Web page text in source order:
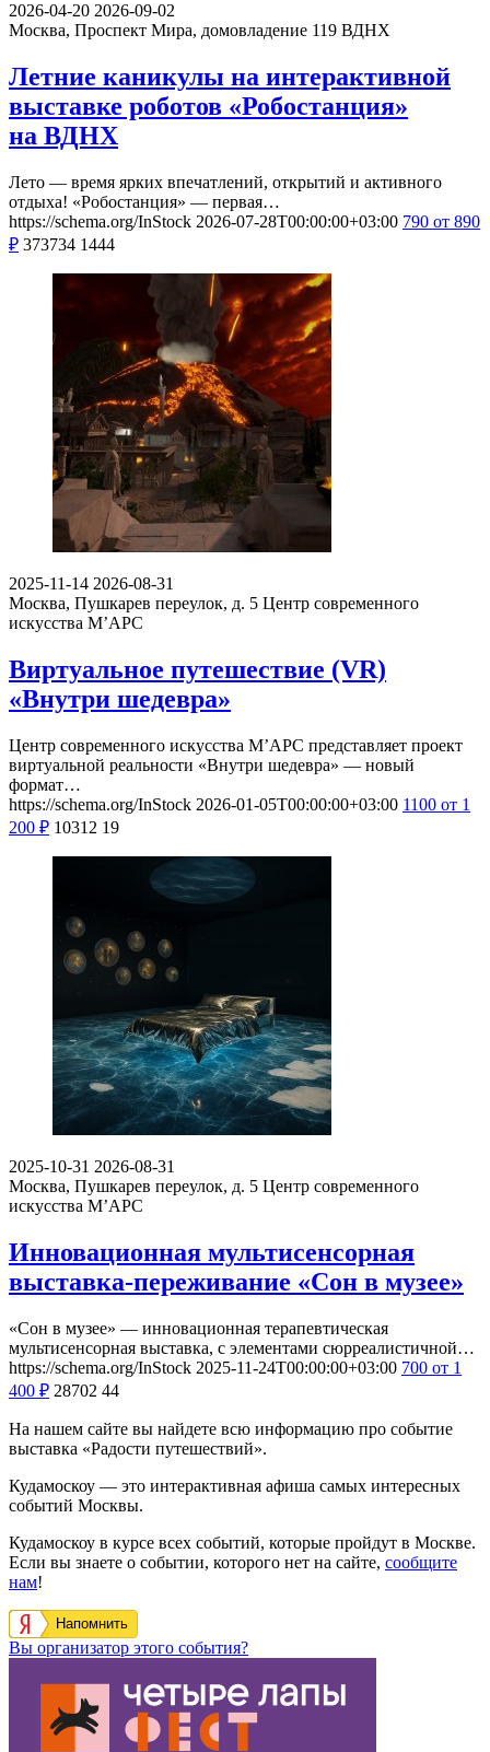
2026-04-20 2026-09-02
Москва, Проспект Мира, домовладение 119 ВДНХ
Летние каникулы на интерактивной
выставке роботов «Робостанция»
на ВДНХ
Лето — время ярких впечатлений, открытий и активного
отдыха! «Робостанция» — первая…
https://schema.org/InStock 2026-07-28T00:00:00+03:00 790 от 890
₽ 373734 1444
2025-11-14 2026-08-31
Москва, Пушкарев переулок, д. 5 Центр современного
искусства М’АРС
Виртуальное путешествие (VR)
«Внутри шедевра»
Центр современного искусства М’АРС представляет проект
виртуальной реальности «Внутри шедевра» — новый
формат…
https://schema.org/InStock 2026-01-05T00:00:00+03:00 1100 от 1
200 ₽ 10312 19
2025-10-31 2026-08-31
Москва, Пушкарев переулок, д. 5 Центр современного
искусства М’АРС
Инновационная мультисенсорная
выставка-переживание «Сон в музее»
«Сон в музее» — инновационная терапевтическая
мультисенсорная выставка, с элементами сюрреалистичной…
https://schema.org/InStock 2025-11-24T00:00:00+03:00 700 от 1
400 ₽ 28702 44
На нашем сайте вы найдете всю информацию про событие
выставка «Радости путешествий».
Кудамоскоу — это интерактивная афиша самых интересных
событий Москвы.
Кудамоскоу в курсе всех событий, которые пройдут в Москве.
Если вы знаете о событии, которого нет на сайте, сообщите
нам!
Напомнить
Вы организатор этого события?